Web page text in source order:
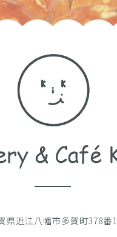
県近江八幡市多賀町378番1